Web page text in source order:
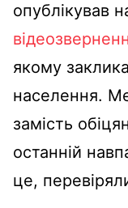
опублікував
якому
населення.
замість
останній
це,